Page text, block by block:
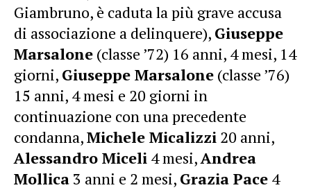
Giambruno, è caduta la più grave accusa
di associazione a delinquere), Giuseppe
Marsalone (classe ’72) 16 anni, 4 mesi, 14
giorni, Giuseppe Marsalone (classe ’76)
15 anni, 4 mesi e 20 giorni in
continuazione con una precedente
condanna,Michele Micalizzi 20 anni,
Alessandro Miceli 4 mesi,Andrea
Mollica 3 anni e 2 mesi, Grazia Pace 4